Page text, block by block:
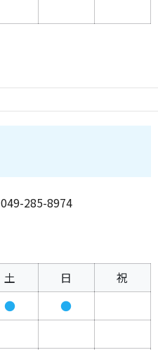
049-285-8974
土 日 祝
● ●